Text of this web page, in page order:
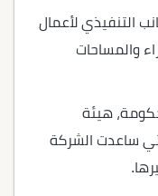
التنفيذي لأعمال
والمساحات
هيئة
ساعدت الشركة